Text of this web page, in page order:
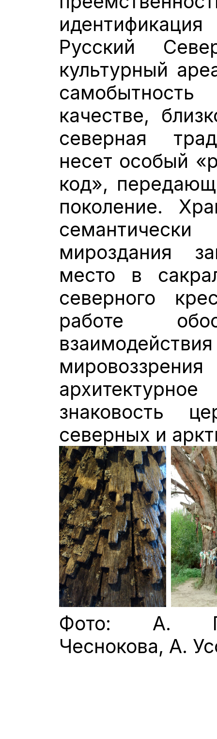
Русский
культурный
качестве,
северная
несет особый
код»,
поколение.
мироздания
место в
северного
работе
знаковость
северных и
Фото: А.
Чеснокова, А.